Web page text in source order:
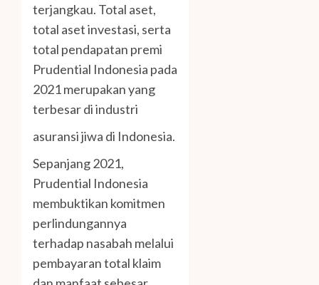
terjangkau. Total aset,
total aset investasi, serta
total pendapatan premi
Prudential Indonesia pada
2021 merupakan yang
terbesar di industri
asuransi jiwa di Indonesia.
Sepanjang 2021,
Prudential Indonesia
membuktikan komitmen
perlindungannya
terhadap nasabah melalui
pembayaran total klaim